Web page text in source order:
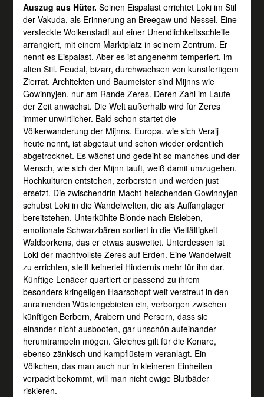
Auszug aus Hüter. Seinen Eispalast errichtet Loki im Stil
der Vakuda, als Erinnerung an Breegaw und Nessel. Eine
versteckte Wolkenstadt auf einer Unendlichkeitsschleife
arrangiert, mit einem Marktplatz in seinem Zentrum. Er
nennt es Eispalast. Aber es ist angenehm temperiert, im
alten Stil. Feudal, bizarr, durchwachsen von kunstfertigem
Zierrat. Architekten und Baumeister sind Mijnns wie
Gowinnyjen, nur am Rande Zeres. Deren Zahl im Laufe
der Zeit anwächst. Die Welt außerhalb wird für Zeres
immer unwirtlicher. Bald schon startet die
Völkerwanderung der Mijnns. Europa, wie sich Veraij
heute nennt, ist abgetaut und schon wieder ordentlich
abgetrocknet. Es wächst und gedeiht so manches und der
Mensch, wie sich der Mijnn tauft, weiß damit umzugehen.
Hochkulturen entstehen, zerbersten und werden just
ersetzt. Die zwischendrin Macht-heischenden Gowinnyjen
schubst Loki in die Wandelwelten, die als Auffanglager
bereitstehen. Unterkühlte Blonde nach Eisleben,
emotionale Schwarzbären sortiert in die Vielfältigkeit
Waldborkens, das er etwas ausweitet. Unterdessen ist
Loki der machtvollste Zeres auf Erden. Eine Wandelwelt
zu errichten, stellt keinerlei Hindernis mehr für ihn dar.
Künftige Lenäeer quartiert er passend zu ihrem
besonders kringeligen Haarschopf weit verstreut in den
anrainenden Wüstengebieten ein, verborgen zwischen
künftigen Berbern, Arabern und Persern, dass sie
einander nicht ausbooten, gar unschön aufeinander
herumtrampeln mögen. Gleiches gilt für die Konare,
ebenso zänkisch und kampflüstern veranlagt. Ein
Völkchen, das man auch nur in kleineren Einheiten
verpackt bekommt, will man nicht ewige Blutbäder
riskieren.